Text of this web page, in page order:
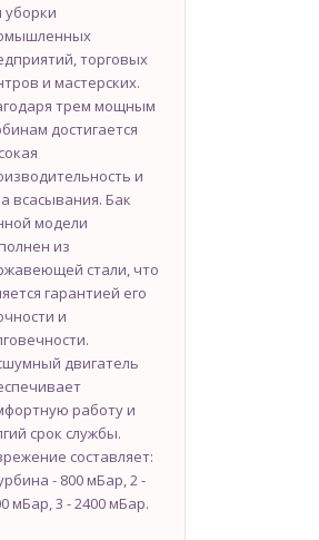
уборки
торговых
и мастерских.
трем мощным
достигается
и
всасывания. Бак
модели
из
стали, что
гарантией его
и
двигатель
работу и
срок службы.
составляет:
- 800 мБар, 2 -
мБар, 3 - 2400 мБар.